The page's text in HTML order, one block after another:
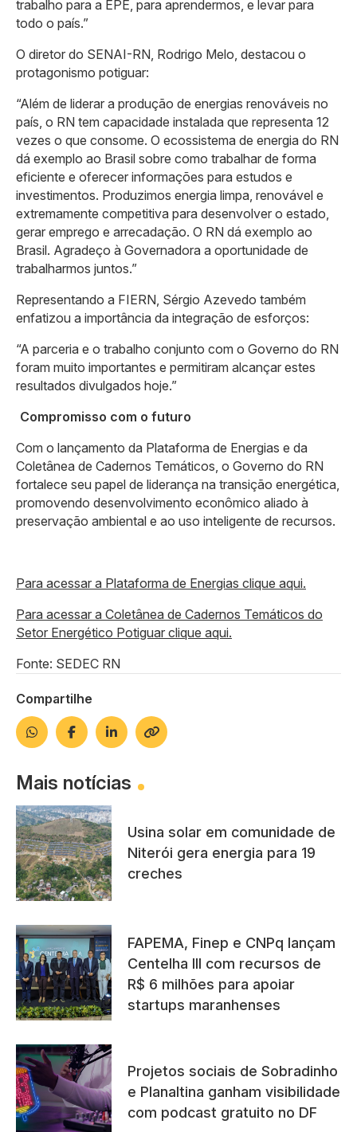
trabalho para a EPE, para aprendermos, e levar para
todo o país.”
O diretor do SENAI-RN, Rodrigo Melo, destacou o
protagonismo potiguar:
“Além de liderar a produção de energias renováveis no
país, o RN tem capacidade instalada que representa 12
vezes o que consome. O ecossistema de energia do RN
dá exemplo ao Brasil sobre como trabalhar de forma
eficiente e oferecer informações para estudos e
investimentos. Produzimos energia limpa, renovável e
extremamente competitiva para desenvolver o estado,
gerar emprego e arrecadação. O RN dá exemplo ao
Brasil. Agradeço à Governadora a oportunidade de
trabalharmos juntos.”
Representando a FIERN, Sérgio Azevedo também
enfatizou a importância da integração de esforços:
“A parceria e o trabalho conjunto com o Governo do RN
foram muito importantes e permitiram alcançar estes
resultados divulgados hoje.”
Compromisso com o futuro
Com o lançamento da Plataforma de Energias e da
Coletânea de Cadernos Temáticos, o Governo do RN
fortalece seu papel de liderança na transição energética,
promovendo desenvolvimento econômico aliado à
preservação ambiental e ao uso inteligente de recursos.
Para acessar a Plataforma de Energias clique aqui.
Para acessar a Coletânea de Cadernos Temáticos do
Setor Energético Potiguar clique aqui.
Fonte: SEDEC RN
Compartilhe
Mais notícias
Usina solar em comunidade de
Niterói gera energia para 19
creches
FAPEMA, Finep e CNPq lançam
Centelha III com recursos de
R$ 6 milhões para apoiar
startups maranhenses
Projetos sociais de Sobradinho
e Planaltina ganham visibilidade
com podcast gratuito no DF